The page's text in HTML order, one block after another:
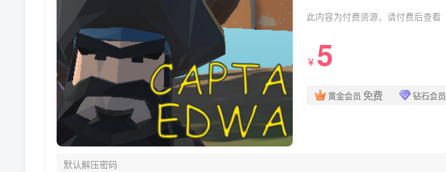
此内容为付费资源，请付费后查看
￥ 5
黄金会员 免费 钻石会员
默认解压密码